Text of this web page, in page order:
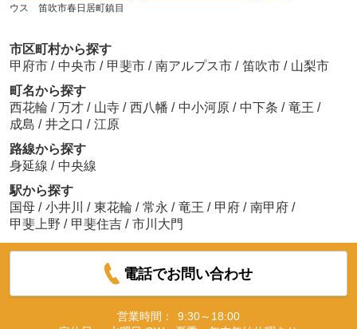
ウス 笛吹市春日居町鎮目
市区町村から探す
甲府市 / 中央市 / 甲斐市 / 南アルプス市 / 笛吹市 / 山梨市
町名から探す
西花輪 / 万才 / 山寺 / 西八幡 / 中小河原 / 中下条 / 竜王 /
成島 / 井之口 / 江原
路線から探す
身延線 / 中央線
駅から探す
国母 / 小井川 / 東花輪 / 常永 / 竜王 / 甲府 / 南甲府 /
甲斐上野 / 甲斐住吉 / 市川大門
電話でお問い合わせ
営業時間：
9:30～18:00